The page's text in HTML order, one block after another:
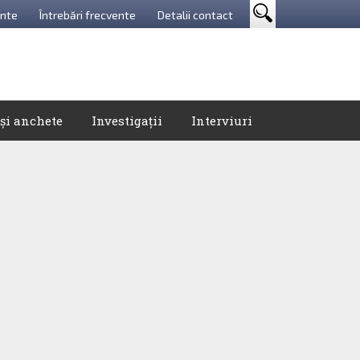
Întrebări frecvente Detalii contact
anchete Investigații Interviuri